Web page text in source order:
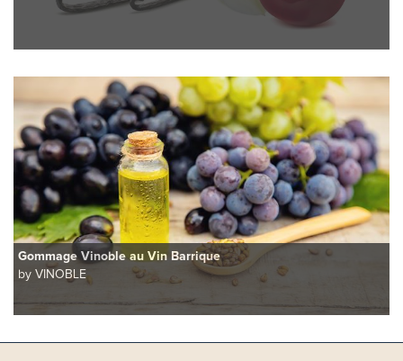
Gommage Vinoble au Vin Barrique
by VINOBLE